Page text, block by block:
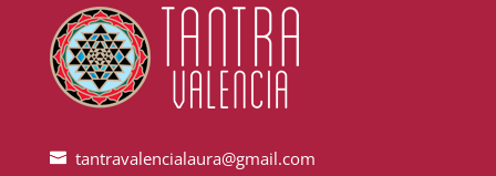
tantravalencialaura@gmail.com